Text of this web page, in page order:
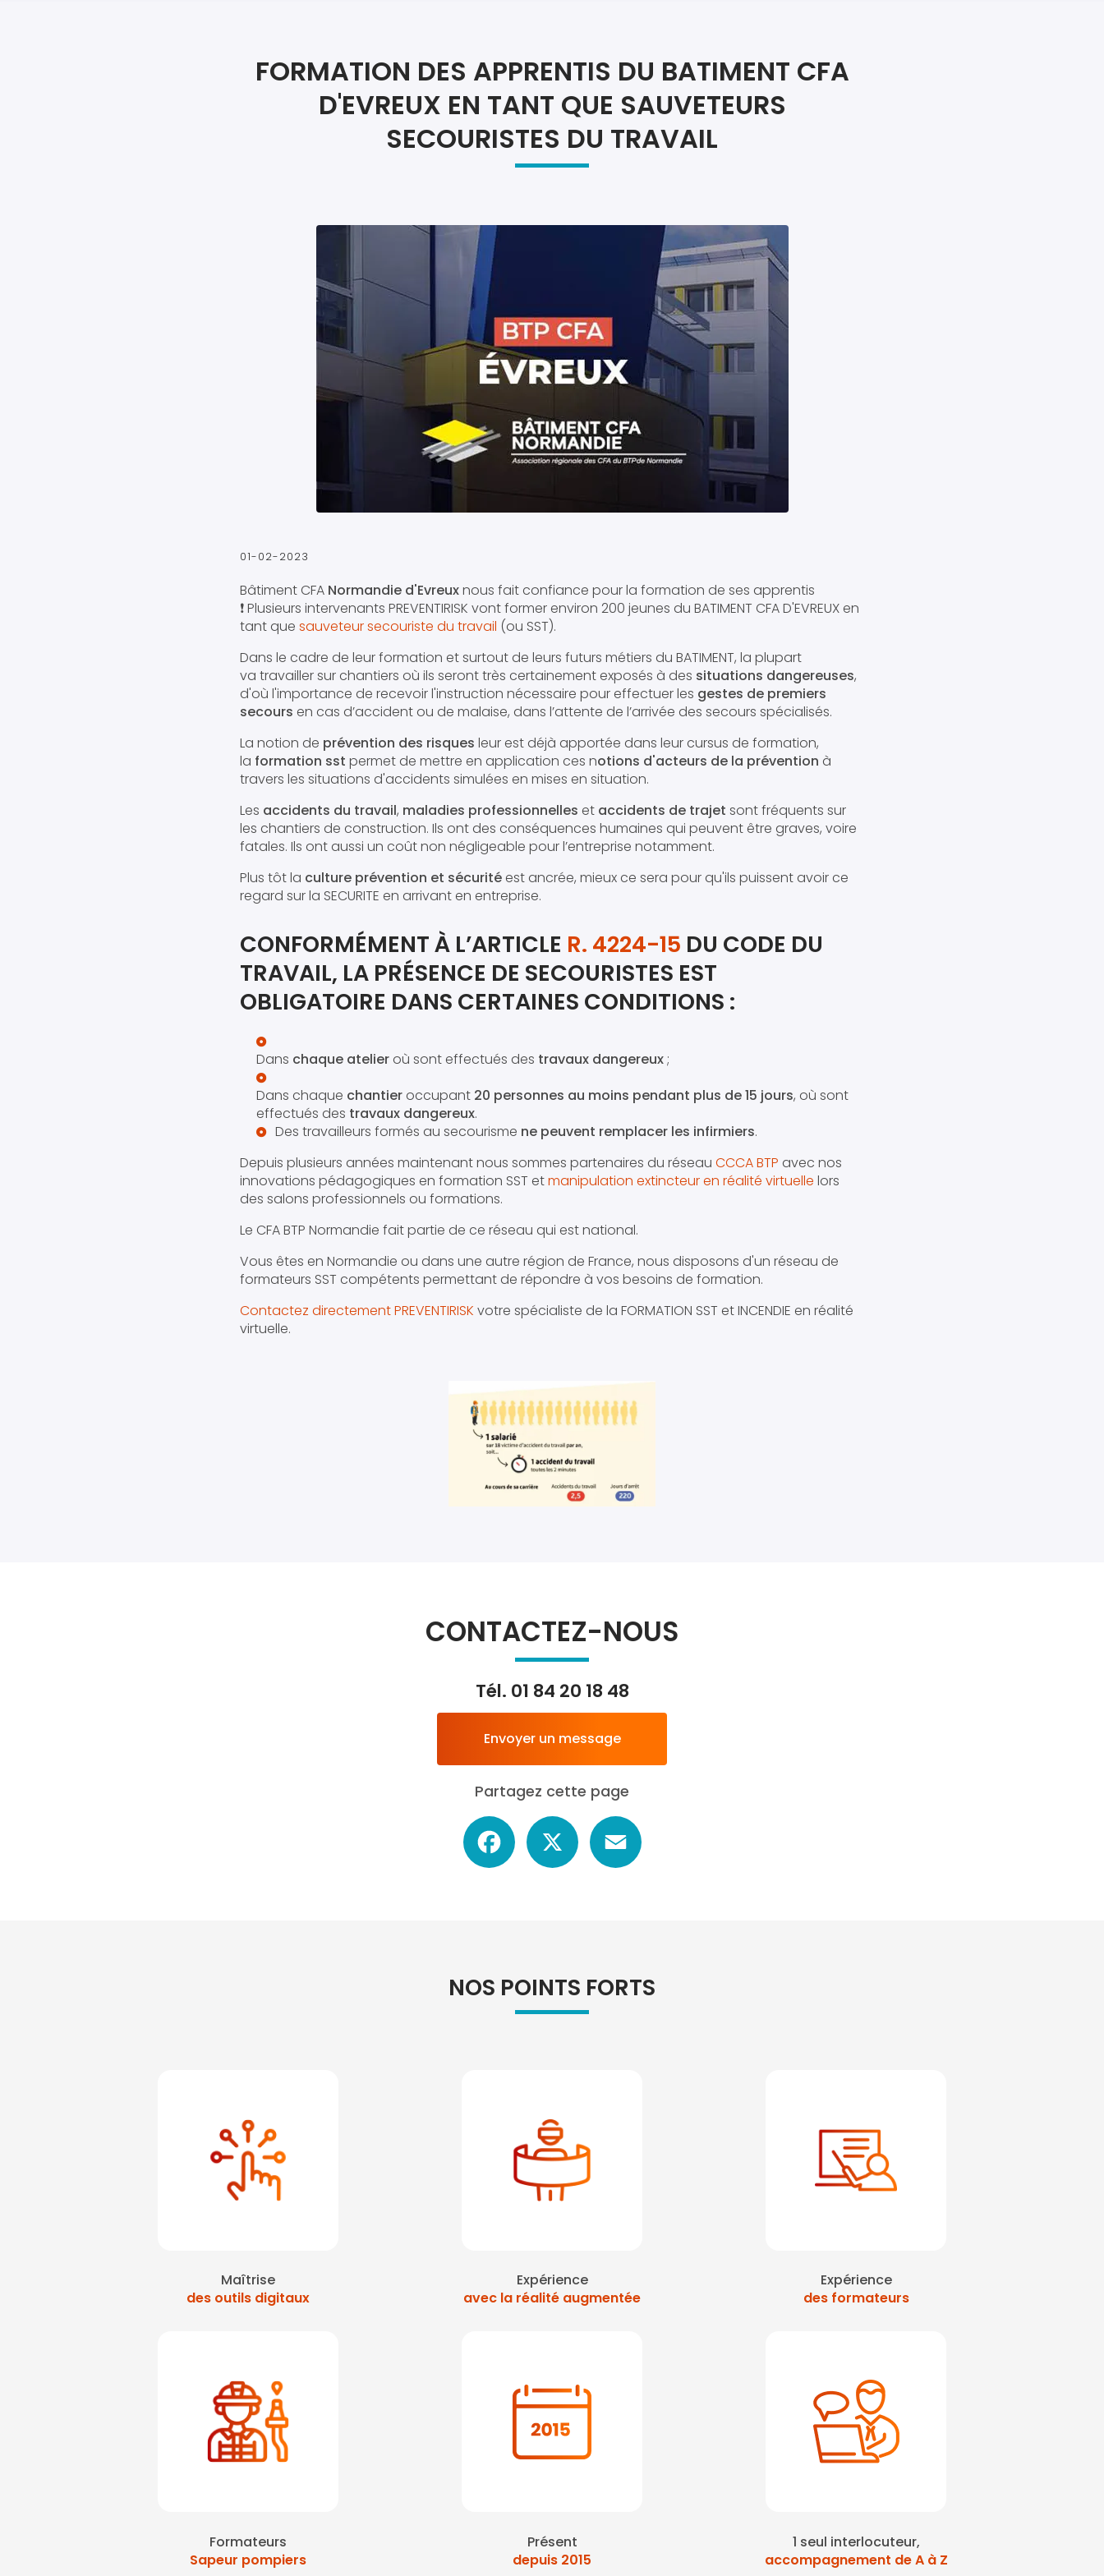
FORMATION DES APPRENTIS DU BATIMENT CFA
D'EVREUX EN TANT QUE SAUVETEURS
SECOURISTES DU TRAVAIL
01-02-2023
Bâtiment CFA Normandie d'Evreuxnous fait confiance pour la formation de ses apprentis
❗️ Plusieurs intervenants PREVENTIRISK vont former environ 200 jeunes du BATIMENT CFA D'EVREUX en
tant que sauveteur secouriste du travail (ou SST).
Dans le cadre de leur formation et surtout de leurs futurs métiers du BATIMENT, la plupart
va travailler sur chantiers où ils seront très certainement exposés à des situations dangereuses,
d'où l'importance de recevoir l'instruction nécessaire pour effectuer les gestes de premiers
secours en cas d’accident ou de malaise, dans l’attente de l’arrivée des secours spécialisés.
La notion de prévention des risques leur est déjà apportée dans leur cursus de formation,
la formation sst permet de mettre en application ces notions d'acteurs de la prévention à
travers les situations d'accidents simulées en mises en situation.
Les accidents du travail, maladies professionnelles et accidents de trajet sont fréquents sur
les chantiers de construction. Ils ont des conséquences humaines qui peuvent être graves, voire
fatales. Ils ont aussi un coût non négligeable pour l’entreprise notamment.
Plus tôt la culture prévention et sécuritéest ancrée, mieux ce sera pour qu'ils puissent avoir ce
regard sur la SECURITE en arrivant en entreprise.
CONFORMÉMENT À L’ARTICLE R. 4224-15 DU CODE DU
TRAVAIL, LA PRÉSENCE DE SECOURISTES EST
OBLIGATOIRE DANS CERTAINES CONDITIONS :
Dans chaque atelieroù sont effectués des travaux dangereux;
Dans chaque chantieroccupant 20 personnes au moins pendant plus de 15 jours, où sont
effectués des travaux dangereux.
Des travailleurs formés au secourisme ne peuvent remplacer les infirmiers.
Depuis plusieurs années maintenant nous sommes partenaires du réseau CCCA BTP avec nos
innovations pédagogiques en formation SST etmanipulation extincteur en réalité virtuelle lors
des salons professionnels ou formations.
Le CFA BTP Normandie fait partie de ce réseau qui est national.
Vous êtes en Normandie ou dans une autre région de France, nous disposons d'un réseau de
formateurs SST compétents permettant de répondre à vos besoins de formation.
Contactez directement PREVENTIRISK votre spécialiste de la FORMATION SST et INCENDIE en réalité
virtuelle.
CONTACTEZ-NOUS
Tél. 01 84 20 18 48
Envoyer un message
Partagez cette page
Facebook
NOS POINTS FORTS
Maîtrise
des outils digitaux
Expérience
avec la réalité augmentée
Expérience
des formateurs
Formateurs
Sapeur pompiers
Présent
depuis 2015
1 seul interlocuteur,
accompagnement de A à Z